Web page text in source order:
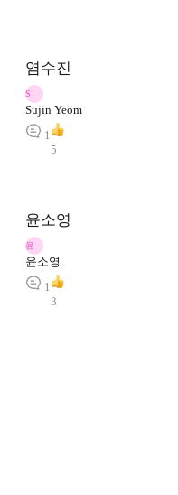
염수진
S
Sujin Yeom
1
5
윤소영
윤
윤소영
1
3